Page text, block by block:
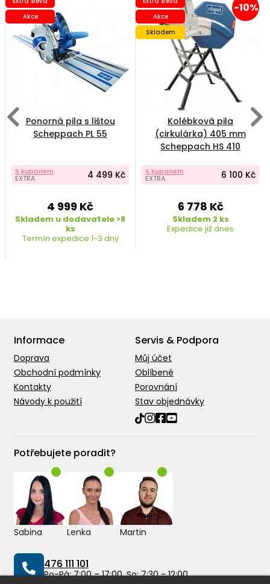
Akce
Ponorná pila s lištou
Scheppach PL 55
S kuponem
EXTRA 4 499 Kč
4 999 Kč
Skladem u dodavatele >8
ks
Termín expedice 1-3 dny
-10%
Akce
Skladem
Kolébková pila
(cirkulárka) 405 mm
Scheppach HS 410
S kuponem
EXTRA 6 100 Kč
6 778 Kč
Skladem 2 ks
Expedice již dnes
Informace
Doprava
Obchodní podmínky
Kontakty
Návody k použití
Servis & Podpora
Můj účet
Oblíbené
Porovnání
Stav objednávky
Potřebujete poradit?
Sabina Lenka Martin
476 111 101
Po-Pá: 7:00 – 17:00, So: 7:30 - 12:00